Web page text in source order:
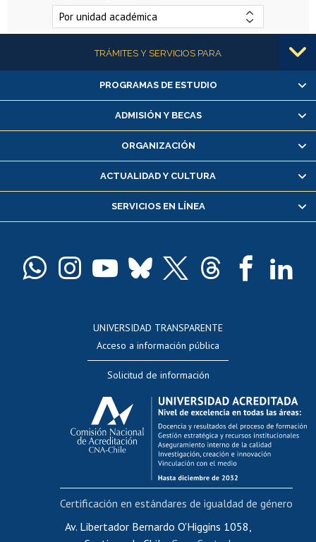
Más informaciónTRÁMITES Y SERVICIOS PARA
Alumnas/os y exalumnas/os
Matrícula en línea
Inscripción y cambio de asignaturas
Consulta y certificado de notas
Servicio médico y dental
Pago de arancel y crédito alumnos
Docentes
Evaluación docente
Calificación académica
Postulación al AUCAI
Funcionarias/os
Cursos internos de capacitación
Bienestar del personal
Portal de movilidad interna
Certificado de renta
PROGRAMAS DE ESTUDIO
ADMISIÓN Y BECAS
ORGANIZACIÓN
ACTUALIDAD Y CULTURA
SERVICIOS EN LÍNEA
UNIVERSIDAD TRANSPARENTE
Acceso a información pública
Solicitud de información
Av. Libertador Bernardo O'Higgins 1058,
Certificación en estándares de igualdad de género